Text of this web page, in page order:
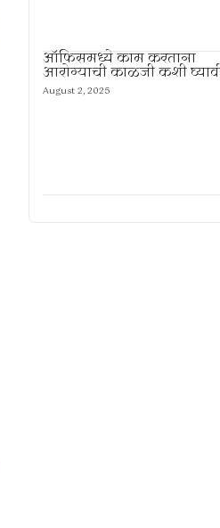
ऑफिसमध्ये काम करताना
आरोग्याची काळजी कशी
August 2, 2025